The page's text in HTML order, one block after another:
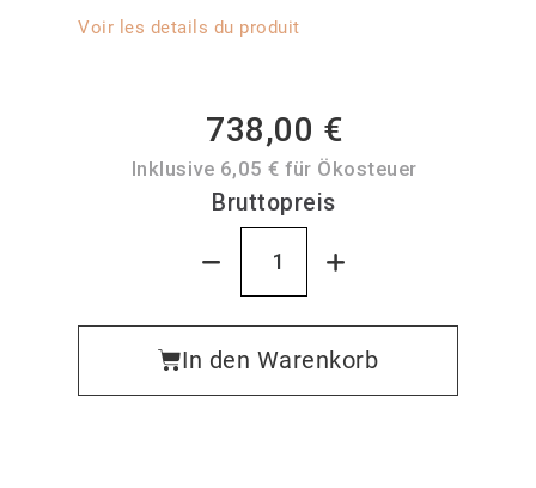
Voir les details du produit
738,00 €
Inklusive 6,05 € für Ökosteuer
Bruttopreis
In den Warenkorb